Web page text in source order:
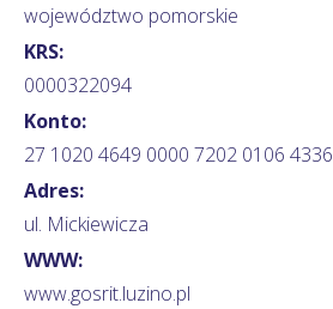
województwo pomorskie
KRS:
0000322094
Konto:
27 1020 4649 0000 7202 0106 4336
Adres:
ul. Mickiewicza
WWW:
www.gosrit.luzino.pl